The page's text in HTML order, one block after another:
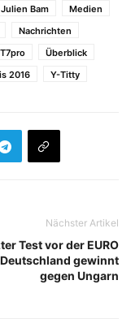
Julien Bam
Medien
Nachrichten
T7pro
Überblick
2016 Y-Titty
Nächster Artikel
Test vor der EURO
gewinnt
gegen Ungarn